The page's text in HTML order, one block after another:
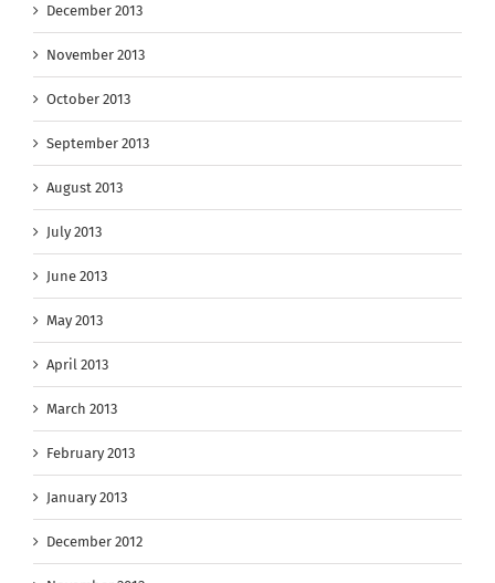
December 2013
November 2013
October 2013
September 2013
August 2013
July 2013
June 2013
May 2013
April 2013
March 2013
February 2013
January 2013
December 2012